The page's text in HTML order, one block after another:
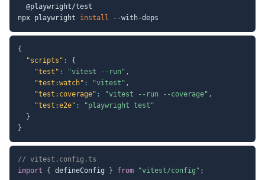
  @playwright/test
npx playwright install
{
"scripts" :
{
"test" : "vitest --run" ,
"test:watch" : "vitest" ,
"test:coverage" : "vitest --run --coverage" ,
"test:e2e" :
"playwright test"
}
}
// vitest.config.ts
import
{ defineConfig } from "vitest/config" ;